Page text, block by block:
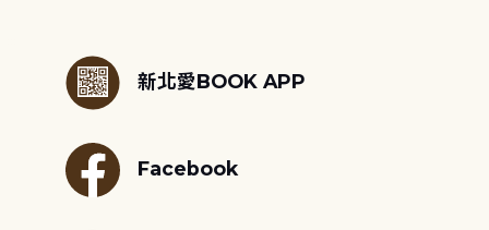
新北愛BOOK APP
Facebook